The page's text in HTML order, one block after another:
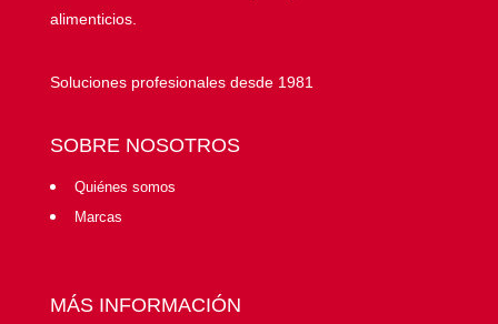
alimenticios.
Soluciones profesionales desde 1981
SOBRE NOSOTROS
Quiénes somos
Marcas
MÁS INFORMACIÓN